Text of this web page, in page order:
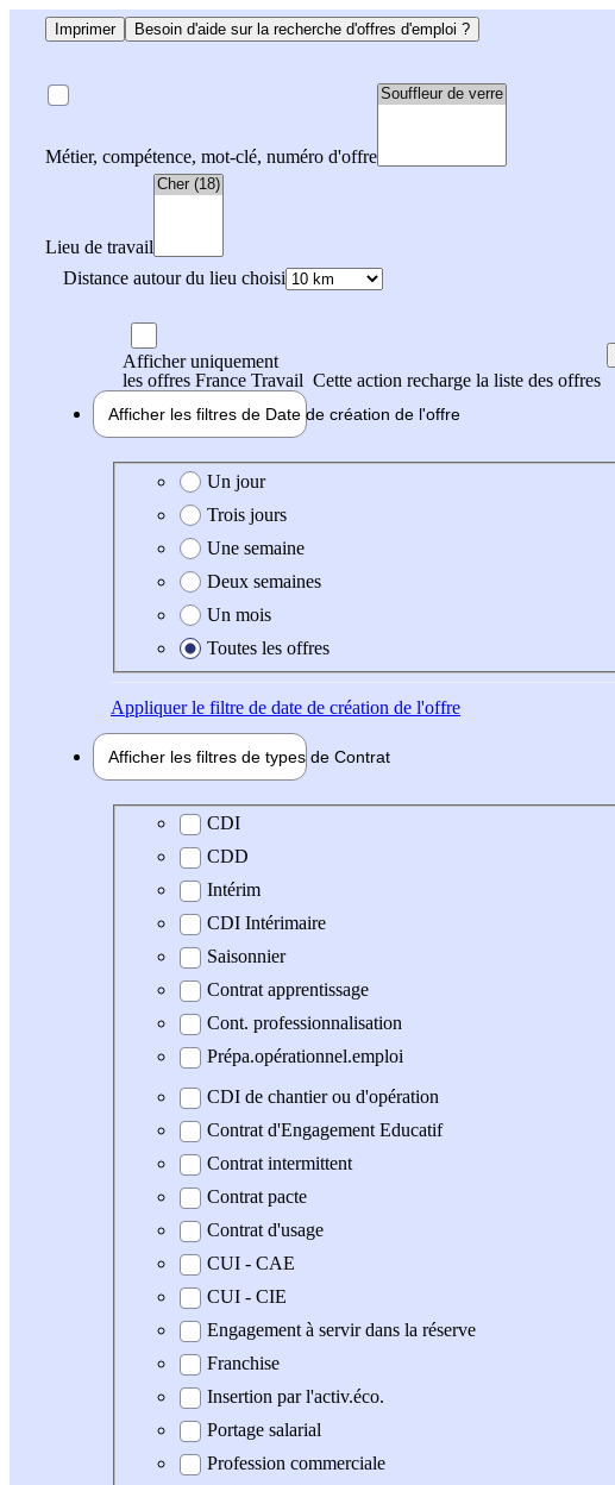
Imprimer Besoin d'aide sur la recherche d'offres d'emploi ?
Métier, compétence, mot-clé, numéro d'offre
Lieu de travail
Distance autour du lieu choisi
Afficher uniquement
les offres France Travail Cette action recharge la liste des offres
Afficher les filtres de Date de création de l'offre
Date de création de l'offre
Un jour
Trois jours
Une semaine
Deux semaines
Un mois
Toutes les offres
Appliquerle filtre de date de création de l'offre
Afficher les filtres de types de Contrat
Type de contrat
CDI
CDD
Intérim
CDI Intérimaire
Saisonnier
Contrat apprentissage
Cont. professionnalisation
Prépa.opérationnel.emploi
CDI de chantier ou d'opération
Contrat d'Engagement Educatif
Contrat intermittent
Contrat pacte
Contrat d'usage
CUI - CAE
CUI - CIE
Engagement à servir dans la réserve
Franchise
Insertion par l'activ.éco.
Portage salarial
Profession commerciale